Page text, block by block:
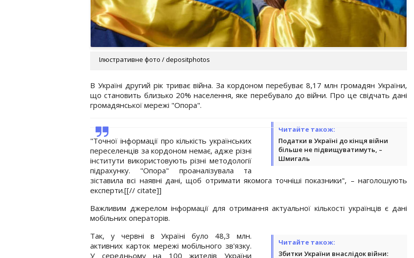
Ілюстративне фото / depositphotos
В Україні другий рік триває війна. За кордоном перебуває 8,17 млн громадян України,
що становить близько 20% населення, яке перебувало до війни. Про це свідчать дані
громадянської мережі "Опора".
Читайте також:
Податки в Україні до кінця війни
більше не підвищуватимуть, –
Шмигаль
"Точної інформації про кількість українських
переселенців за кордоном немає, адже різні
інститути використовують різні методології
підрахунку. "Опора" проаналізувала та
зіставила всі наявні дані, щоб отримати якомога точніші показники", – наголошують
експерти.[[// citate]]
Важливим джерелом інформації для отримання актуальної кількості українців є дані
мобільних операторів.
Читайте також:
Збитки України внаслідок війни:
Так, у червні в Україні було 48,3 млн.
активних карток мережі мобільного зв'язку.
У середньому на 100 жителів України